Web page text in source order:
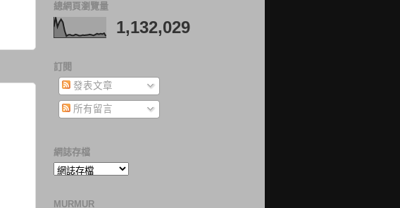
總網頁瀏覽量
1,132,029
訂閱
發表文章
所有留言
網誌存檔
MURMUR